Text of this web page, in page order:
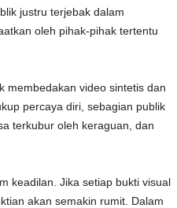
justru terjebak dalam
oleh pihak-pihak tertentu
membedakan video sintetis dan
percaya diri, sebagian publik
terkubur oleh keraguan, dan
keadilan. Jika setiap bukti visual
akan semakin rumit. Dalam